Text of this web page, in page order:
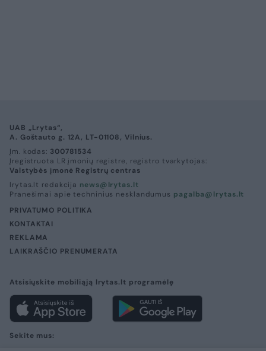
UAB „Lrytas“,
A. Goštauto g. 12A, LT-01108, Vilnius.
Įm. kodas: 300781534
Įregistruota LR įmonių registre, registro tvarkytojas:
Valstybės įmonė Registrų centras
lrytas.lt redakcija news@lrytas.lt
Pranešimai apie techninius nesklandumus pagalba@lrytas.lt
PRIVATUMO POLITIKA
KONTAKTAI
REKLAMA
LAIKRAŠČIO PRENUMERATA
Atsisiųskite mobiliąją lrytas.lt programėlę
Sekite mus: